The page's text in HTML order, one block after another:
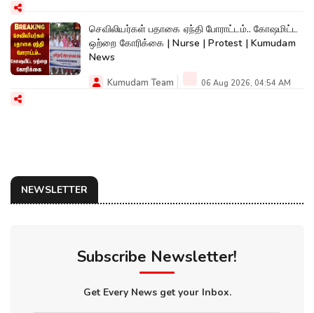
செவிலியர்கள் பதாகை ஏந்தி போராட்டம்.. கோஷமிட்ட
ஒற்றை கோரிக்கை | Nurse | Protest | Kumudam
News
Kumudam Team 06 Aug 2026, 04:54 AM
NEWSLETTER
Subscribe Newsletter!
Get Every News get your Inbox.